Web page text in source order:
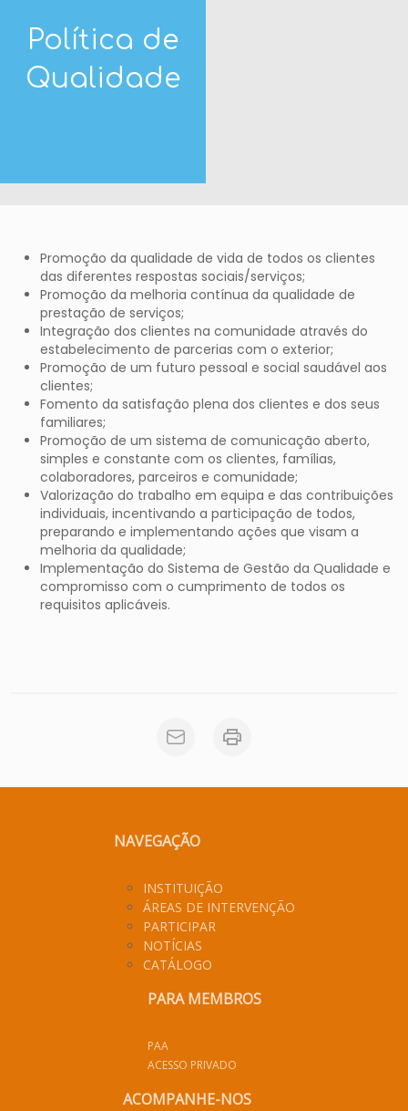
Política de
Qualidade
Promoção da qualidade de vida de todos os clientes
das diferentes respostas sociais/serviços;
Promoção da melhoria contínua da qualidade de
prestação de serviços;
Integração dos clientes na comunidade através do
estabelecimento de parcerias com o exterior;
Promoção de um futuro pessoal e social saudável aos
clientes;
Fomento da satisfação plena dos clientes e dos seus
familiares;
Promoção de um sistema de comunicação aberto,
simples e constante com os clientes, famílias,
colaboradores, parceiros e comunidade;
Valorização do trabalho em equipa e das contribuições
individuais, incentivando a participação de todos,
preparando e implementando ações que visam a
melhoria da qualidade;
Implementação do Sistema de Gestão da Qualidade e
compromisso com o cumprimento de todos os
requisitos aplicáveis.
NAVEGAÇÃO
INSTITUIÇÃO
ÁREAS DE INTERVENÇÃO
PARTICIPAR
NOTÍCIAS
CATÁLOGO
PARA MEMBROS
PAA
ACESSO PRIVADO
ACOMPANHE-NOS